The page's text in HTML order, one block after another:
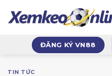
ĐĂNG KÝ VN88
TIN TỨC